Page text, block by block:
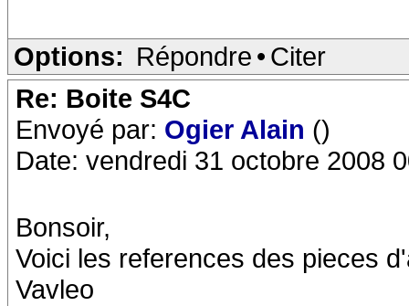
Options: Répondre • Citer
Re: Boite S4C
Envoyé par: Ogier Alain ()
Date: vendredi 31 octobre 2008
Bonsoir,
Voici les references des pieces
Vavleo